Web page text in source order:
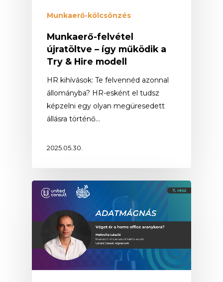
Munkaerő-kölcsönzés
Munkaerő-felvétel
újratöltve – így működik a
Try & Hire modell
HR kihívások: Te felvennéd azonnal
állományba? HR-esként el tudsz
képzelni egy olyan megüresedett
állásra történő…
2025.05.30.